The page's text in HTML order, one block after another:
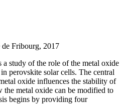
de Fribourg, 2017
a study of the role of the metal oxide
perovskite solar cells. The central
oxide influences the stability of
the metal oxide can be modified to
begins by providing four